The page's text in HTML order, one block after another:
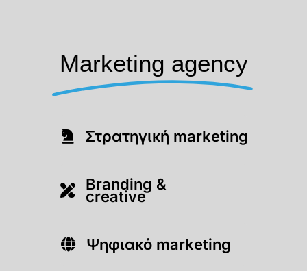
Marketing agency
Στρατηγική marketing
Branding &
creative
Ψηφιακό marketing